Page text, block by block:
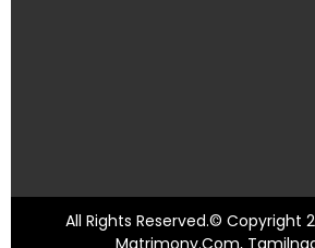
All Rights Reserved.© Copyright
Matrimony.Com,